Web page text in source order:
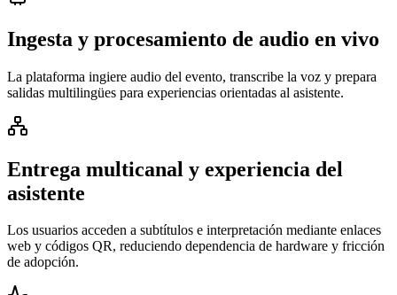
Ingesta y procesamiento de audio en vivo
La plataforma ingiere audio del evento, transcribe la voz y prepara
salidas multilingües para experiencias orientadas al asistente.
Entrega multicanal y experiencia del
asistente
Los usuarios acceden a subtítulos e interpretación mediante enlaces
web y códigos QR, reduciendo dependencia de hardware y fricción
de adopción.